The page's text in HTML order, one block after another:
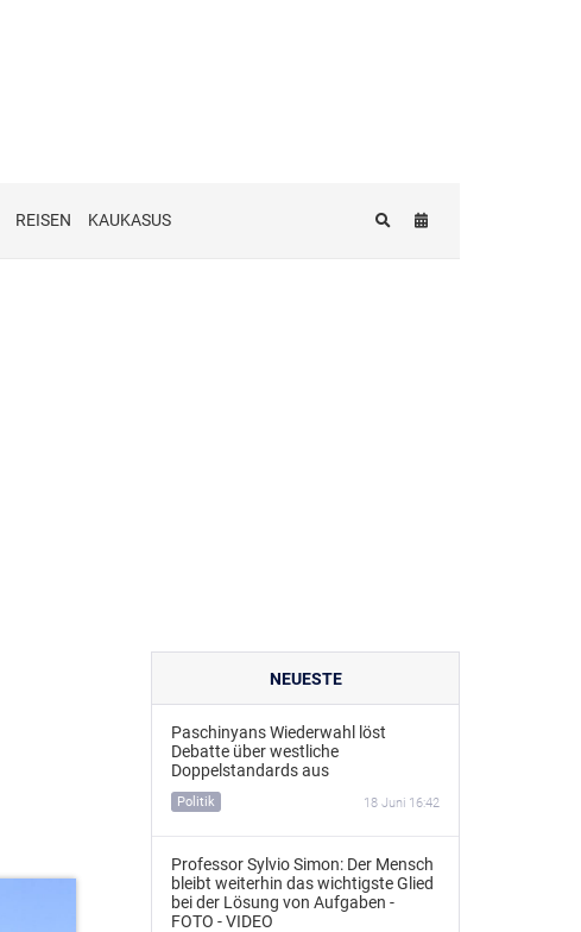
REISEN KAUKASUS
NEUESTE
Paschinyans Wiederwahl löst
Debatte über westliche
Doppelstandards aus
Politik 18 Juni 16:42
Professor Sylvio Simon: Der Mensch
bleibt weiterhin das wichtigste Glied
bei der Lösung von Aufgaben -
FOTO - VIDEO